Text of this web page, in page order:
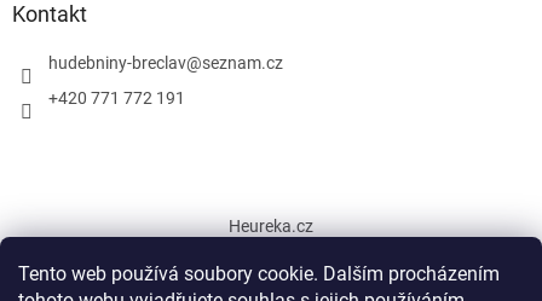
Tento web používá soubory cookie. Dalším procházením
Kontakt
hudebniny-breclav@seznam.cz
+420 771 772 191
Heureka.cz